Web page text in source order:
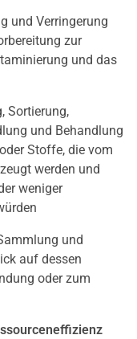
und Verringerung
zur
und das
Sortierung,
und Behandlung
Stoffe, die vom
werden und
weniger
und
auf dessen
oder zum